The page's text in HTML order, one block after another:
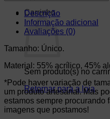
Carrinho
Sem produto(s) no
Retornar para a loja
Descrição
Informação adicional
Avaliações (0)
Tamanho: Único.
Material: 55% acrílico, 45%
*Pode haver variação de
um produto artesanal. Mas
estamos sempre procurando
imagens que postamos!